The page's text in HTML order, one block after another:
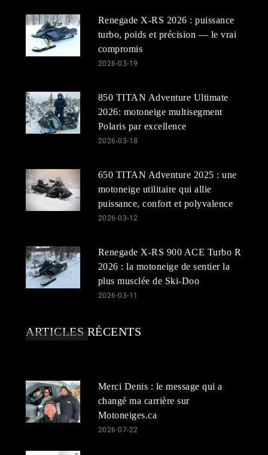
Renegade X-RS 2026 : puissance
turbo, poids et précision — le vrai
compromis
2026-03-19
850 TITAN Adventure Ultimate
2026: motoneige multisegment
Polaris par excellence
2026-03-18
650 TITAN Adventure 2025 : une
motoneige utilitaire qui allie
puissance, confort et polyvalence
2026-03-12
Renegade X-RS 900 ACE Turbo R
2026 : la motoneige de sentier la
plus musclée de Ski-Doo
2026-03-11
ARTICLES RÉCENTS
Merci Denis : le message qui a
changé ma carrière sur
Motoneiges.ca
2026-07-22